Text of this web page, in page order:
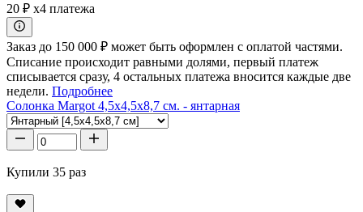
20 ₽ x4 платежа
Заказ до 150 000 ₽ может быть оформлен с оплатой частями.
Списание происходит равными долями, первый платеж
списывается сразу, 4 остальных платежа вносится каждые две
недели. Подробнее
Солонка Margot 4,5x4,5x8,7 см. - янтарная
Купили 35 раз